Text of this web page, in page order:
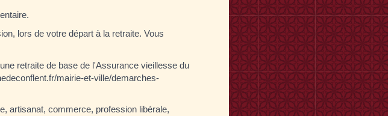
lors de votre départ à la retraite. Vous
retraite de base de l'Assurance vieillesse du
mairie-et-ville/demarches-
artisanat, commerce, profession libérale,